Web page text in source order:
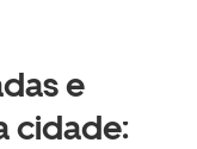
e
cidade: